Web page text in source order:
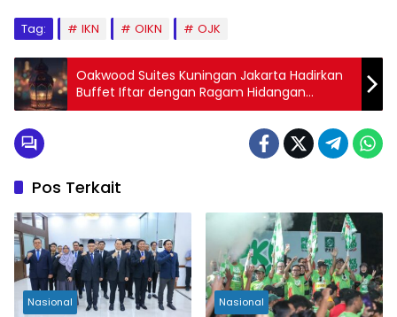
Tag: IKN OIKN OJK
Oakwood Suites Kuningan Jakarta Hadirkan
Buffet Iftar dengan Ragam Hidangan
Menggugah Selera
Pos Terkait
Nasional Nasional